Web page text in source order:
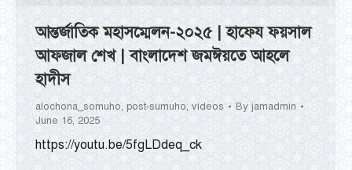
আন্তর্জাতিক মহাসম্মেলন-২০২৫ | হাফেয ফয়সাল
আফজাল শেখ | বাংলাদেশ জমঈয়তে আহলে
হাদীস
alochona_somuho, post-sumuho, videos By jamadmin
June 16, 2025
https://youtu.be/5fgLDdeq_ck